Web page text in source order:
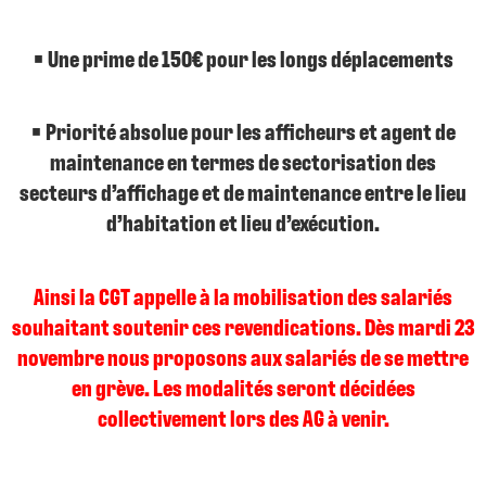
• Une prime de 150€ pour les longs déplacements
• Priorité absolue pour les afficheurs et agent de
maintenance en termes de sectorisation des
secteurs d’affichage et de maintenance entre le lieu
d’habitation et lieu d’exécution.
Ainsi la CGT appelle à la mobilisation des salariés
souhaitant soutenir ces revendications. Dès mardi 23
novembre nous proposons aux salariés de se mettre
en grève. Les modalités seront décidées
collectivement lors des AG à venir.